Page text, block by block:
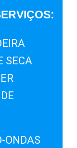
SECA
ONDAS